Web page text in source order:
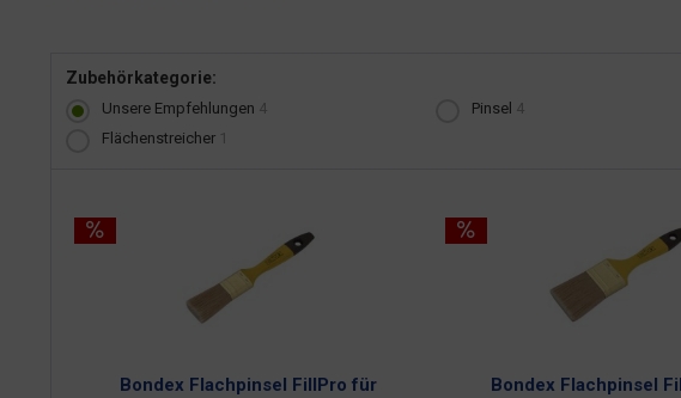
Zubehörkategorie:
Unsere Empfehlungen 4 Pinsel 4
Flächenstreicher 1
Bondex Flachpinsel FillPro für
Bondex Flachpinsel